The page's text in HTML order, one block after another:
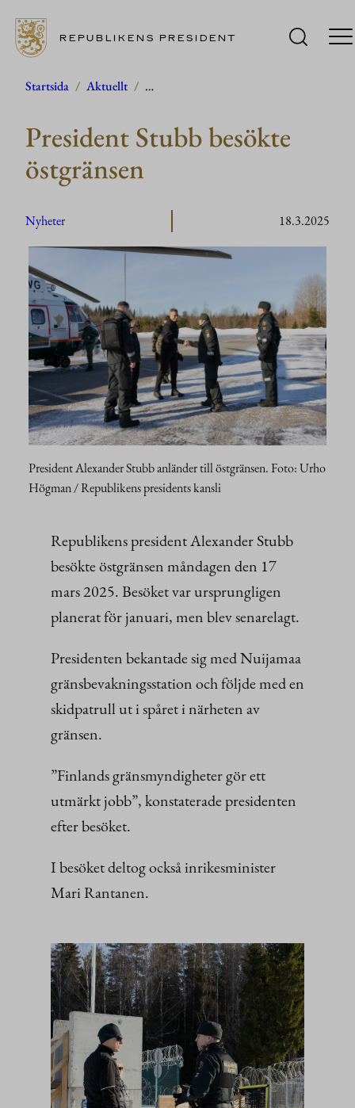
Hoppa
innehåll
REPUBLIKENS PRESIDENT
Startsida / Aktuellt / …
President Stubb besökte
östgränsen
Nyheter 18.3.2025
President Alexander Stubb anländer till östgränsen. Foto: Urho
Högman / Republikens presidents kansli
Republikens president Alexander Stubb
besökte östgränsen måndagen den 17
mars 2025. Besöket var ursprungligen
planerat för januari, men blev senarelagt.
Presidenten bekantade sig med Nuijamaa
gränsbevakningsstation och följde med en
skidpatrull ut i spåret i närheten av
gränsen.
”Finlands gränsmyndigheter gör ett
utmärkt jobb”, konstaterade presidenten
efter besöket.
I besöket deltog också inrikesminister
Mari Rantanen.